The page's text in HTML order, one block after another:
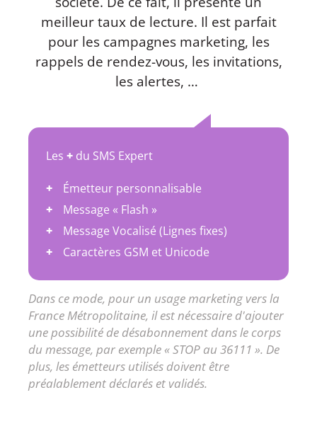
meilleur taux de lecture. Il est parfait
pour les campagnes marketing, les
rappels de rendez-vous, les invitations,
les alertes, …
Les + du SMS Expert
Émetteur personnalisable
Message « Flash »
Message Vocalisé (Lignes fixes)
Caractères GSM et Unicode
Dans ce mode, pour un usage marketing vers la
France Métropolitaine, il est nécessaire d'ajouter
une possibilité de désabonnement dans le corps
du message, par exemple « STOP au 36111 ». De
plus, les émetteurs utilisés doivent être
préalablement déclarés et validés.